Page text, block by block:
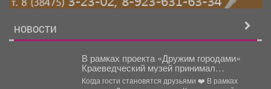
НОВОСТИ
В рамках проекта «Дружим городами»
Краеведческий музей принимал
замечательную семью из Новокузнецка.
Когда гости становятся друзьями ❤️ В рамках